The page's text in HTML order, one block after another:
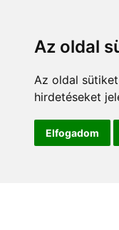
Az oldal
Az oldal
hirdetéseket
Elfogadom